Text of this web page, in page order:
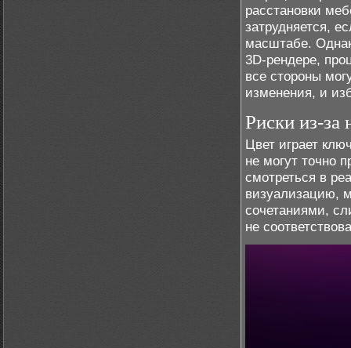
расстановки
затрудняется,
масштабе.
3D-рендере,
все стороны
изменения, и
Риски из-за
Цвет играет
не могут точно
смотреться в
визуализацию,
сочетаниями,
не